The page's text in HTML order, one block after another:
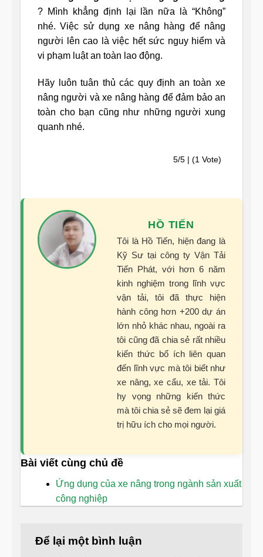
? Mình khẳng định lại lần nữa là “Không”
nhé. Việc sử dụng xe nâng hàng để nâng
người lên cao là việc hết sức nguy hiểm và
vi phạm luật an toàn lao động.
Hãy luôn tuân thủ các quy định an toàn xe
nâng người và xe nâng hàng để đảm bảo an
toàn cho bạn cũng như những người xung
quanh nhé.
5/5 | (1 Vote)
HỒ TIẾN
Tôi là Hồ Tiến, hiện đang là
Kỹ Sư tại công ty Vận Tải
Tiến Phát, với hơn 6 năm
kinh nghiệm trong lĩnh vực
vận tải, tôi đã thực hiện
hành công hơn +200 dự án
lớn nhỏ khác nhau, ngoài ra
tôi cũng đã chia sẻ rất nhiều
kiến thức bổ ích liên quan
đến lĩnh vực mà tôi biết như
xe nâng, xe cẩu, xe tải. Tôi
hy vọng những kiến thức
mà tôi chia sẻ sẽ đem lại giá
trị hữu ích cho mọi người.
Bài viết cùng chủ đề
Ứng dụng của xe nâng trong ngành sản xuất
công nghiệp
Để lại một bình luận